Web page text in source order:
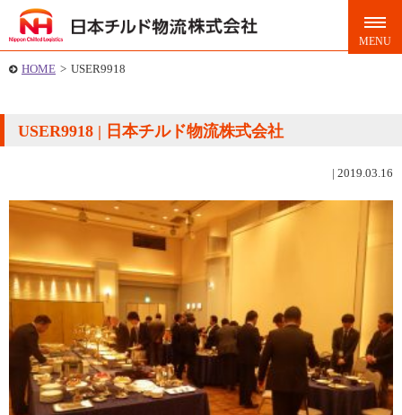
HOME > USER9918
USER9918 | 日本チルド物流株式会社
| 2019.03.16